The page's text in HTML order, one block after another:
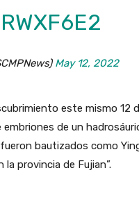
May 12, 2022
este mismo 12
de un
bautizados como
provincia de Fujian”.